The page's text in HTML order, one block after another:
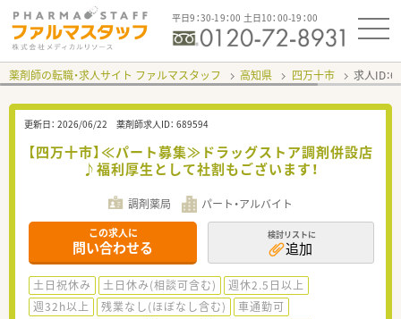
平日9：30-19：00 土日10：00-19：00
薬剤師の転職・求人サイト ファルマスタッフ 高知県 四万十市 求人ID：
更新日： 2026/06/22 薬剤師求人ID： 689594
【四万十市】≪パート募集≫ドラッグストア調剤併設店
♪福利厚生として社割もございます！
調剤薬局 パート・アルバイト
この求人に
問い合わせる
検討リストに
追加
土日祝休み 土日休み(相談可含む)
週休2.5日以上
週32h以上
残業なし(ほぼなし含む)
車通勤可